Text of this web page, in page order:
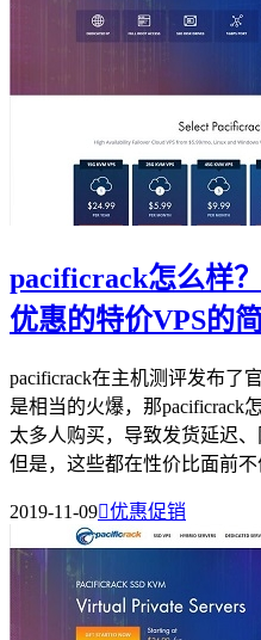
pacificrack怎么样
优惠的特价VPS的
pacificrack在主机测评发布了
是相当的火爆，那pacificrack
太多人购买，导致发货延迟
但是，这些都在性价比面前
2019-11-09优惠促销